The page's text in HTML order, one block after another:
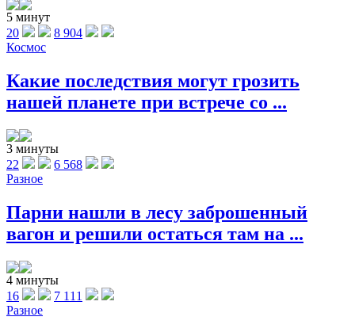
5 минут
20
8 904
Космос
Какие последствия могут грозить
нашей планете при встрече со ...
3 минуты
22
6 568
Разное
Парни нашли в лесу заброшенный
вагон и решили остаться там на ...
4 минуты
16
7 111
Разное